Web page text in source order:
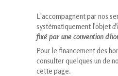
L'accompagnent par nos
systématiquement l'objet
fixé par une convention
Pour le financement des
consulter quelques un de
cette page.